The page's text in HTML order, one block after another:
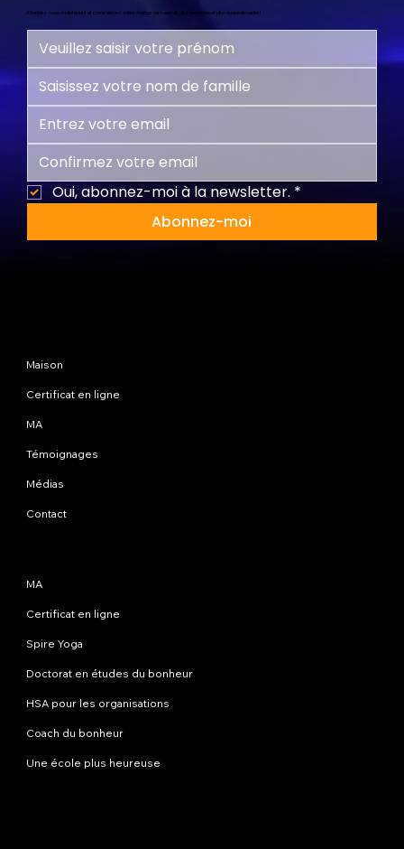
Abonnez-vous maintenant et commencez votre voyage vers une vie plus heureuse et plus épanouissante !
Oui, abonnez-moi à la newsletter. *
Abonnez-moi
Maison
Certificat en ligne
MA
Témoignages
Médias
Contact
MA
Certificat en ligne
Spire Yoga
Doctorat en études du bonheur
HSA pour les organisations
Coach du bonheur
Une école plus heureuse